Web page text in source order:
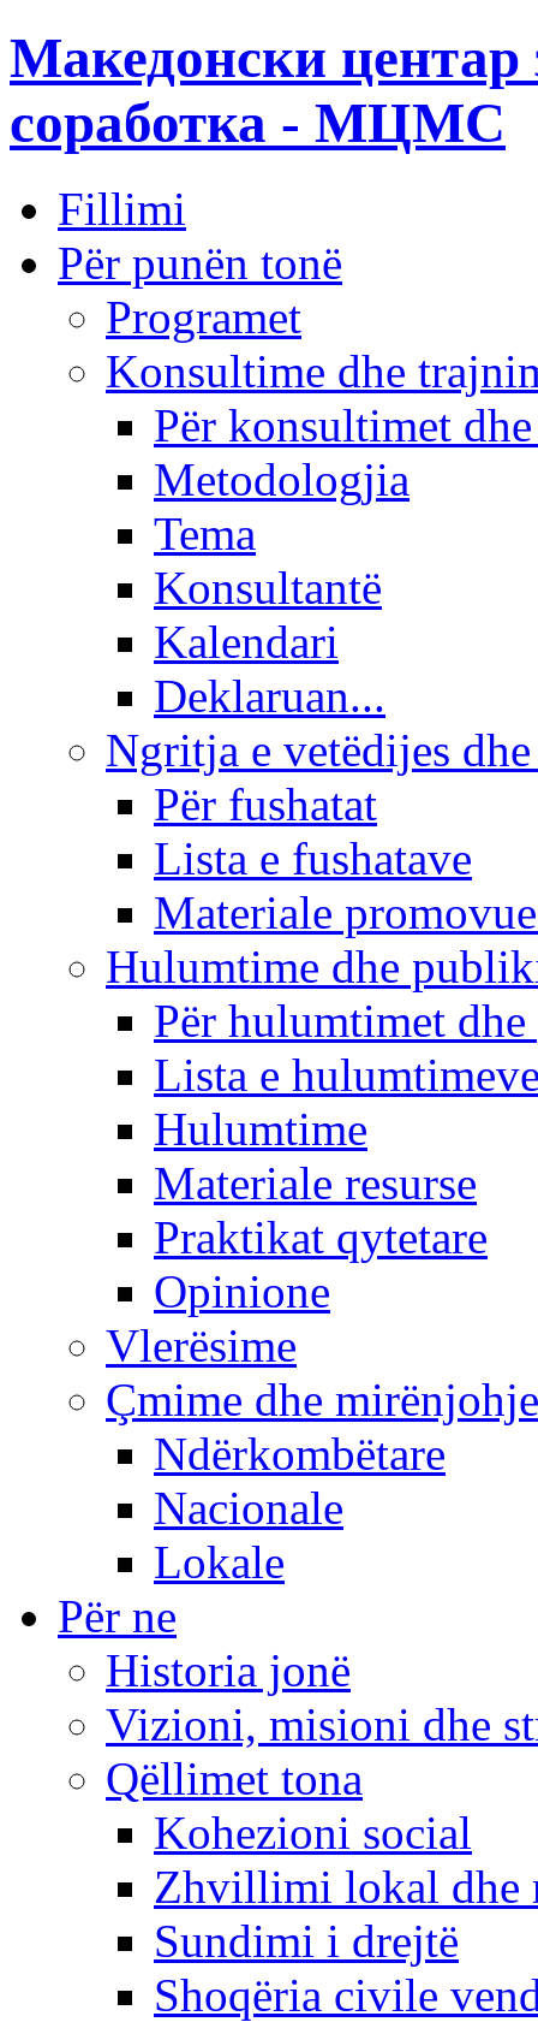
Македонски центар
соработка - МЦМС
Fillimi
Për punën tonë
Programet
Konsultime dhe
Për konsultimet
Metodologjia
Tema
Konsultantë
Kalendari
Deklaruan...
Ngritja e vetëdijes
Për fushatat
Lista e fushatave
Materiale
Hulumtime dhe
Për hulumtimet
Lista e
Hulumtime
Materiale resurse
Praktikat qytetare
Opinione
Vlerësime
Çmime dhe mirënjohje
Ndërkombëtare
Nacionale
Lokale
Për ne
Historia jonë
Vizioni, misioni dhe
Qëllimet tona
Kohezioni social
Zhvillimi lokal dhe
Sundimi i drejtë
Shoqëria civile